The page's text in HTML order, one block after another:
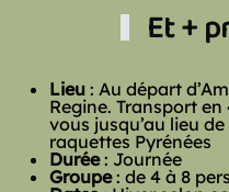
Et +
Lieu : Au départ
Regine. Transport
vous jusqu’au lieu
raquettes Pyrénées
Durée: Journée
Groupe: de 4 à 8